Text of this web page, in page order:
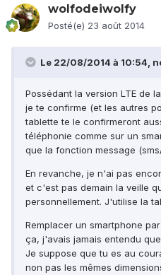
wolfodeiwolfy
Posté(e) 23 août 2014
Le 22/08/2014 à 10:54,
Possédant la version LTE de
je te confirme (et les autres
tablette te le confirmeront
téléphonie comme sur un
que la fonction message
En revanche, je n'ai pas
et c'est pas demain la veille
personnellement. J'utilise la
Remplacer un smartphone
ça, j'avais jamais entendu
Je suppose que tu es au
non pas les mêmes